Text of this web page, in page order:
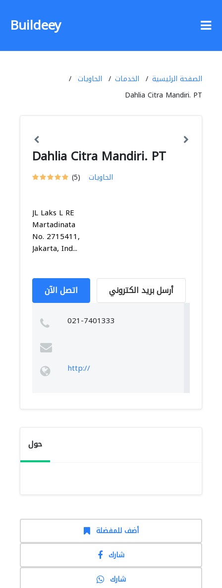
Buildeey
الصفحة الرئيسية الخدمات
الحاويات
Dahlia Citra Mandiri. PT
Dahlia Citra Mandiri. PT
(5) الحاويات
JL Laks L RE
Martadinata
No. 2715411,
Jakarta, Ind...
اتصل الآن أرسل بريد الكتروني
021-7401333
http://
حول
أضف للمفضلة
شارك
شارك